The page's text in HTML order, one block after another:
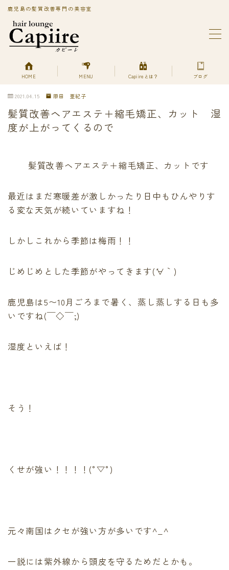
鹿児島の髪質改善専門の美容室
MENU
Capiireってどんなサロン?
PRIVACY POLICY
丁寧なカウンセリングで安心のカット
柔らかく、自然で艶のある髪質改善へアエステ縮毛矯正
とは？
あなただけの美艶髪へ!
プライバシーポリシー
プライバシーポリシー
最後に必ず弱酸性
有料記事の決済完了ページ
頭皮、髪のデトックス
Capiireの髪質改善の考え方
Capiireこだわりの薬剤
capiireのお客様からの声
ご予約はLINEがオススメ
HOME MENU Capiireとは？ ブログ
2021.04.15 原田 亜紀子
髪質改善ヘアエステ＋縮毛矯正、カット 湿
度が上がってくるので
髪質改善ヘアエステ＋縮毛矯正、カットです
最近はまだ寒暖差が激しかったり日中もひんやりす
る変な天気が続いていますね！
しかしこれから季節は梅雨！！
じめじめとした季節がやってきます(´∀｀)
鹿児島は5〜10月ごろまで暑く、蒸し蒸しする日も多
いですね(￣◇￣;)
湿度といえば！
そう！
くせが強い！！！！(°▽°)
元々南国はクセが強い方が多いです^_^
一説には紫外線から頭皮を守るためだとかも。